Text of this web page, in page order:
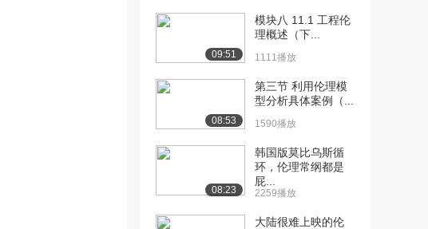
[10] 模块七 十、卫生技术
05:06
[11] 模块八 九、卫生技术
09:19
[12] 模块九 六、卫生技术
08:28
[13] 模块十 七、卫生技术
05:58
09:51
模块八 11.1 工程伦
理概述（下...
1111播放
08:53
第三节 利用伦理模
型分析具体案例（...
1590播放
08:23
韩国版莫比乌斯循
环，伦理常纲都是
屁...
2259播放
大陆很难上映的伦